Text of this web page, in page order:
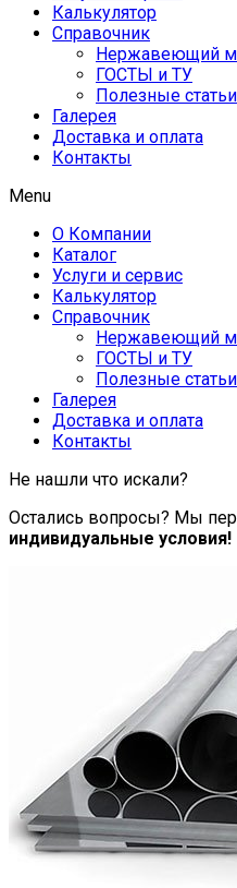
Калькулятор
Справочник
Нержавеющий
ГОСТЫ и ТУ
Полезные статьи
Галерея
Доставка и оплата
Контакты
Menu
О Компании
Каталог
Услуги и сервис
Калькулятор
Справочник
Нержавеющий
ГОСТЫ и ТУ
Полезные статьи
Галерея
Доставка и оплата
Контакты
Не нашли что искали?
Остались вопросы? Мы
индивидуальные условия!